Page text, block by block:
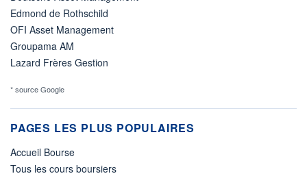
Edmond de Rothschild
OFI Asset Management
Groupama AM
Lazard Frères Gestion
* source Google
PAGES LES PLUS POPULAIRES
Accueil Bourse
Tous les cours boursiers